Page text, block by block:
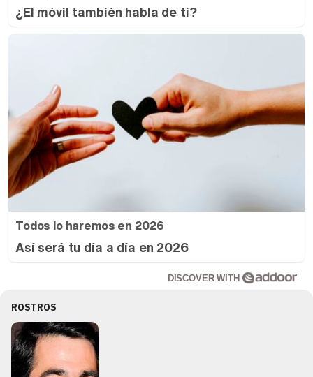
¿El móvil también habla de ti?
Todos lo haremos en 2026
Así será tu día a día en 2026
DISCOVER WITH
ROSTROS